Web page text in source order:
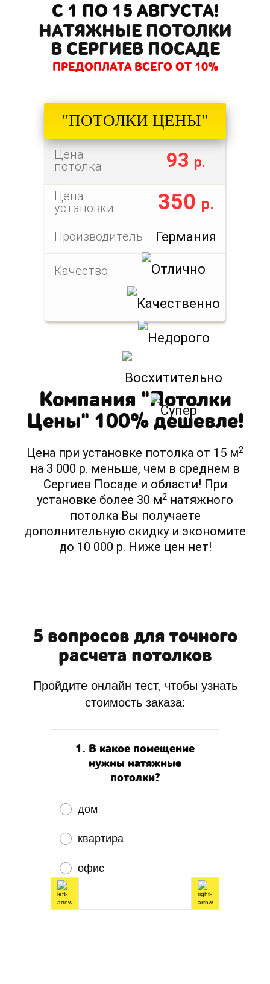
С 1 ПО 15 АВГУСТА!
НАТЯЖНЫЕ ПОТОЛКИ
В СЕРГИЕВ ПОСАДЕ
ПРЕДОПЛАТА ВСЕГО ОТ 10%
"ПОТОЛКИ ЦЕНЫ"
Цена
потолка
93 р.
Цена
установки
350 р.
Производитель Германия
Качество
Компания "Потолки
Цены" 100% дешевле!
Цена при установке потолка от 15 м2
на 3 000 р. меньше, чем в среднем в
Сергиев Посаде и области! При
установке более 30 м2 натяжного
потолка Вы получаете
дополнительную скидку и экономите
до 10 000 р. Ниже цен нет!
5 вопросов для точного
расчета потолков
Пройдите онлайн тест, чтобы узнать
стоимость заказа:
1. В какое помещение
нужны натяжные
потолки?
дом
квартира
офис